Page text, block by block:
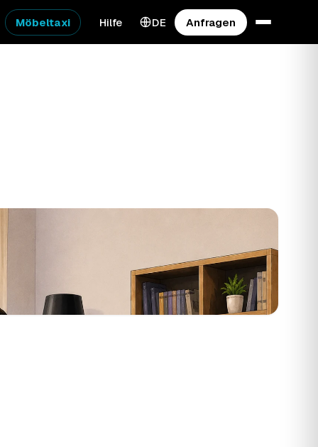
Möbeltaxi Hilfe DE Anfragen